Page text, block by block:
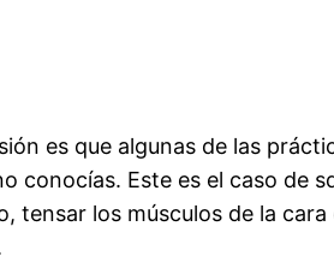
es que algunas de las
Este es el caso de
tensar los músculos de la